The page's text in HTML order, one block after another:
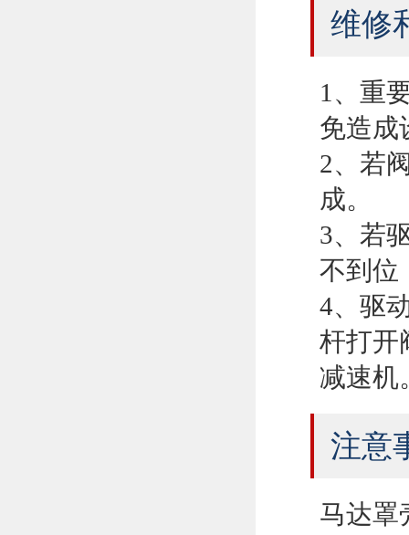
维修
1、重
免造成
2、若
成。
3、若
不到位
4、驱
杆打开
减速机
注意
马达罩